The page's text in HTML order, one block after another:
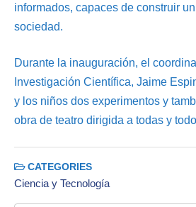
informados, capaces de construir
sociedad.
Durante la inauguración, el
Investigación Científica, Jaime
y los niños dos experimentos y
obra de teatro dirigida a todas y
CATEGORIES
Ciencia y Tecnología